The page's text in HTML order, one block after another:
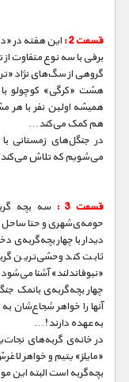
گردشگری
ماورایی
مسابقات / ورزشی
مستند های اختصاصی
قسمت 2 :
این هفته در
برفی با سه نوع متفاوت
گروهی از سگ‌های نژاد
هشت «کرگی» کوچولو
همیشه اولین نفر با هر
هم کمک می‌کند…
در جنگل‌های زمستانی
می‌شویم که تلاش می‌کند
قسمت 3 :
سه بچه
حومه‌ی‌شهری و حتا
دیدار با چهار بچه‌گربه‌ی
ثابت کند وحشی‌ترین
«نیوفاندلند» آشنا
چهار بچه‌گربه‌ی بانمک
آنها را خواهر شجاع‌شان
به‌عهده دارند!…
در خانه‌ی گربه‌های
«مایلز» یتیم و خواهر
بچه‌گربه است البته این